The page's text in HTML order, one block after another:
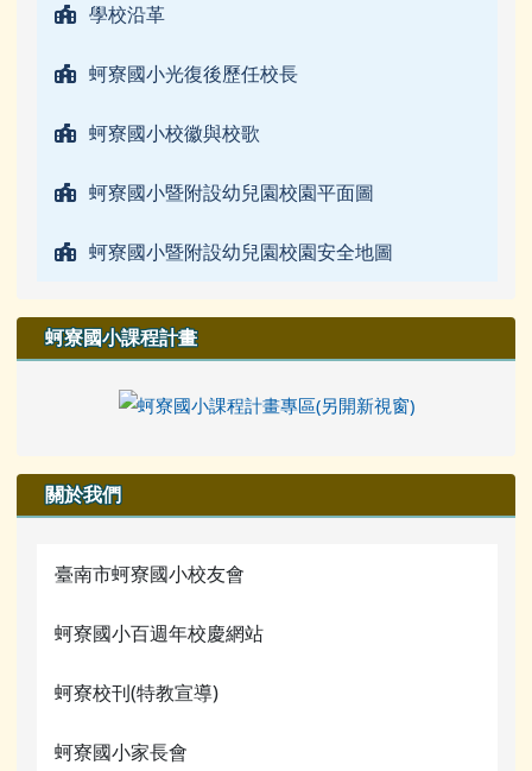
學校沿革
蚵寮國小光復後歷任校長
蚵寮國小校徽與校歌
蚵寮國小暨附設幼兒園校園平面圖
蚵寮國小暨附設幼兒園校園安全地圖
蚵寮國小課程計畫
關於我們
臺南市蚵寮國小校友會
蚵寮國小百週年校慶網站
蚵寮校刊(特教宣導)
蚵寮國小家長會